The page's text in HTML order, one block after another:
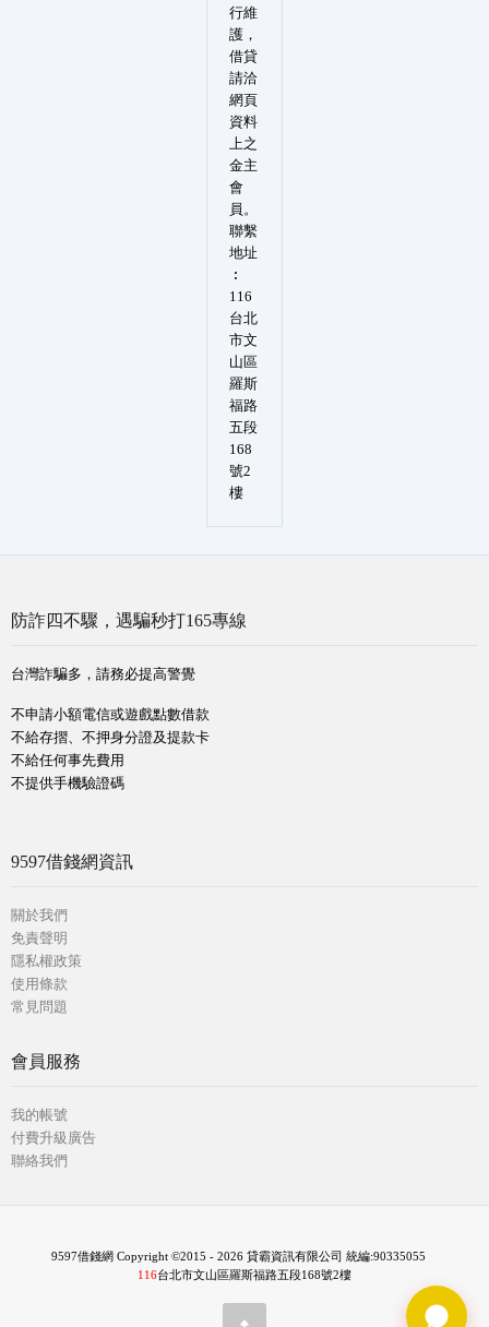
行維
護，
借貸
請洽
網頁
資料
上之
金主
會
員。
聯繫
地址
︰
116
台北
市文
山區
羅斯
福路
五段
168
號2
樓
防詐四不驟，遇騙秒打165專線
台灣詐騙多，請務必提高警覺
不申請小額電信或遊戲點數借款
不給存摺、不押身分證及提款卡
不給任何事先費用
不提供手機驗證碼
9597借錢網資訊
關於我們
免責聲明
隱私權政策
使用條款
常見問題
會員服務
我的帳號
付費升級廣告
聯絡我們
9597借錢網 Copyright ©2015 - 2026 貸霸資訊有限公司 統編:90335055
116台北市文山區羅斯福路五段168號2樓